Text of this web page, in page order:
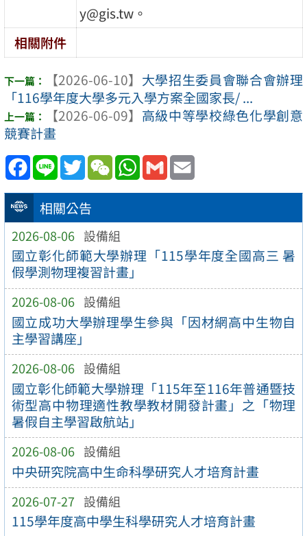
相關公告
2026-08-06 設備組
國立彰化師範大學辦理「115學年度全國高三 暑
假學測物理複習計畫」
2026-08-06 設備組
國立成功大學辦理學生參與「因材網高中生物自
主學習講座」
2026-08-06 設備組
國立彰化師範大學辦理「115年至116年普通暨技
術型高中物理適性教學教材開發計畫」之「物理
暑假自主學習啟航站」
2026-08-06 設備組
中央研究院高中生命科學研究人才培育計畫
2026-07-27 設備組
115學年度高中學生科學研究人才培育計畫
y@gis.tw。
相關附件
【2026-06-10】 大學招生委員會聯合會辦理
「116學年度大學多元入學方案全國家長/ ...
【2026-06-09】 高級中等學校綠色化學創意
競賽計畫
Facebook
Line TwitterWeChatWhatsApp
Gmail